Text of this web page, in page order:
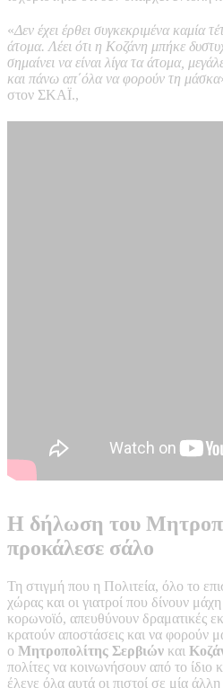
«Δεν έχει έρθει συγκεκριμένα καμία
άτομα. Λέει ότι η Κοζάνη μπήκε
σημαίνει να είναι λίγα τα άτομα,
και πάνω απ΄όλα να φορούν τη μάσκα
στον ΣΚΑΪ.,
Η δήλωση του
προκάλεσε σάλο
Τη στιγμή που η Πολιτεία, όλο το
χώρας και οι γιατροί που δίνουν
κορωνοϊό, απευθύνουν δραματικές
κρατούν αποστάσεις και να φορούν
ο Μητροπολίτης Σερβιών και
πολίτες να κοινωνήσουν από το ίδιο
έλεγε όλα αυτά οι πιστοί σε μία